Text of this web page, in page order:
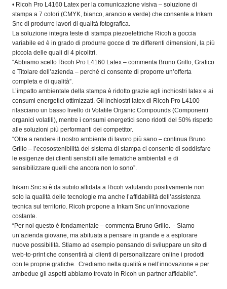
• Ricoh Pro L4160 Latex per la comunicazione visiva – soluzione di
stampa a 7 colori (CMYK, bianco, arancio e verde) che consente a Inkam
Snc di produrre lavori di qualità fotografica.
La soluzione integra teste di stampa piezoelettriche Ricoh a goccia
variabile ed è in grado di produrre gocce di tre differenti dimensioni, la più
piccola delle quali di 4 picolitri.
“Abbiamo scelto Ricoh Pro L4160 Latex – commenta Bruno Grillo, Grafico
e Titolare dell’azienda – perché ci consente di proporre un’offerta
completa e di qualità”.
L’impatto ambientale della stampa è ridotto grazie agli inchiostri latex e ai
consumi energetici ottimizzati. Gli inchiostri latex di Ricoh Pro L4100
rilasciano un basso livello di Volatile Organic Compounds (Componenti
organici volatili), mentre i consumi energetici sono ridotti del 50% rispetto
alle soluzioni più performanti dei competitor.
“Oltre a rendere il nostro ambiente di lavoro più sano – continua Bruno
Grillo – l’ecosostenibilità del sistema di stampa ci consente di soddisfare
le esigenze dei clienti sensibili alle tematiche ambientali e di
sensibilizzare quelli che ancora non lo sono”.
Inkam Snc si è da subito affidata a Ricoh valutando positivamente non
solo la qualità delle tecnologie ma anche l’affidabilità dell’assistenza
tecnica sul territorio. Ricoh propone a Inkam Snc un’innovazione
costante.
“Per noi questo è fondamentale – commenta Bruno Grillo. - Siamo
un’azienda giovane, ma abituata a pensare in grande e a esplorare
nuove possibilità. Stiamo ad esempio pensando di sviluppare un sito di
web-to-print che consentirà ai clienti di personalizzare online i prodotti
con le proprie grafiche. Crediamo nella qualità e nell’innovazione e per
ambedue gli aspetti abbiamo trovato in Ricoh un partner affidabile”.